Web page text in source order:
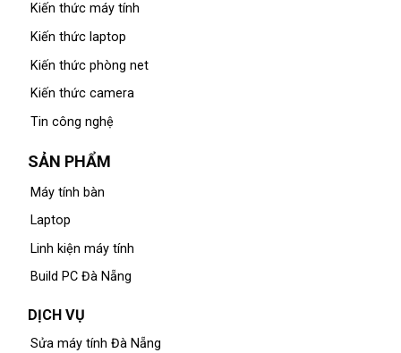
Kiến thức máy tính
Kiến thức laptop
Kiến thức phòng net
Kiến thức camera
Tin công nghệ
SẢN PHẨM
Máy tính bàn
Laptop
Linh kiện máy tính
Build PC Đà Nẵng
DỊCH VỤ
Sửa máy tính Đà Nẵng